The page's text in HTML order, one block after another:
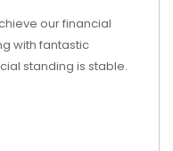
our financial
with fantastic
standing is stable.